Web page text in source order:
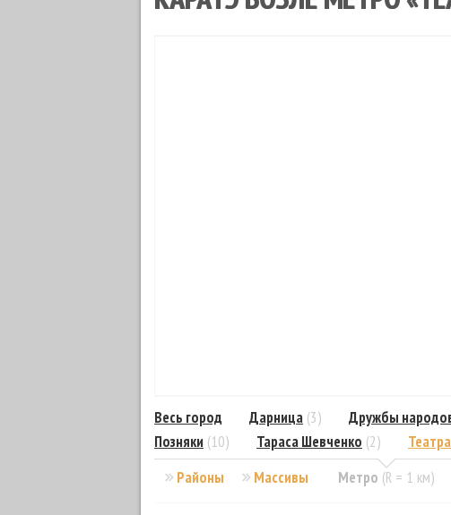
Районы Массивы Метро (R = 1 км)
Весь город Дарница (3) Дружбы
Позняки (10) Тараса Шевченко (2)